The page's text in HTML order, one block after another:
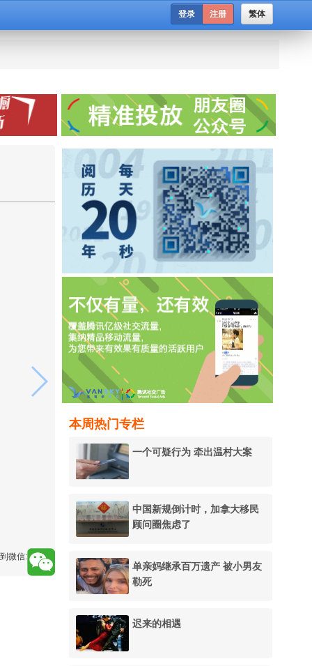
繁体
登录 注册
本周热门专栏
一个可疑行为 牵出温村大案
中国新规倒计时，加拿大移民
顾问圈焦虑了
单亲妈继承百万遗产 被小男友
勒死
迟来的相遇
微信: